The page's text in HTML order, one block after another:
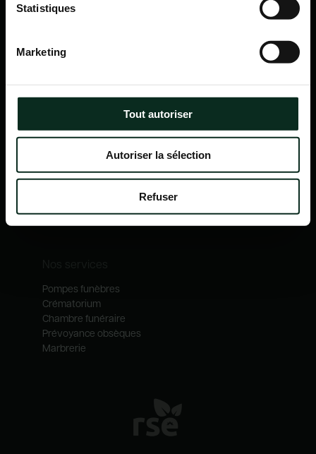
Statistiques
Marketing
Tout autoriser
Autoriser la sélection
Refuser
P.F.C.A Pompes Funèbres des Communes Associées
Itinéraire
Navigation
Qui sommes-nous ?
Notre catalogue
Nos métiers
Pompes funèbres
Crématorium
Chambre funéraire
Prévoyance obsèques
Marbrerie